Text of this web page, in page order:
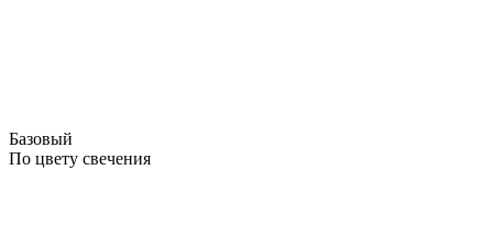
Базовый
По цвету свечения